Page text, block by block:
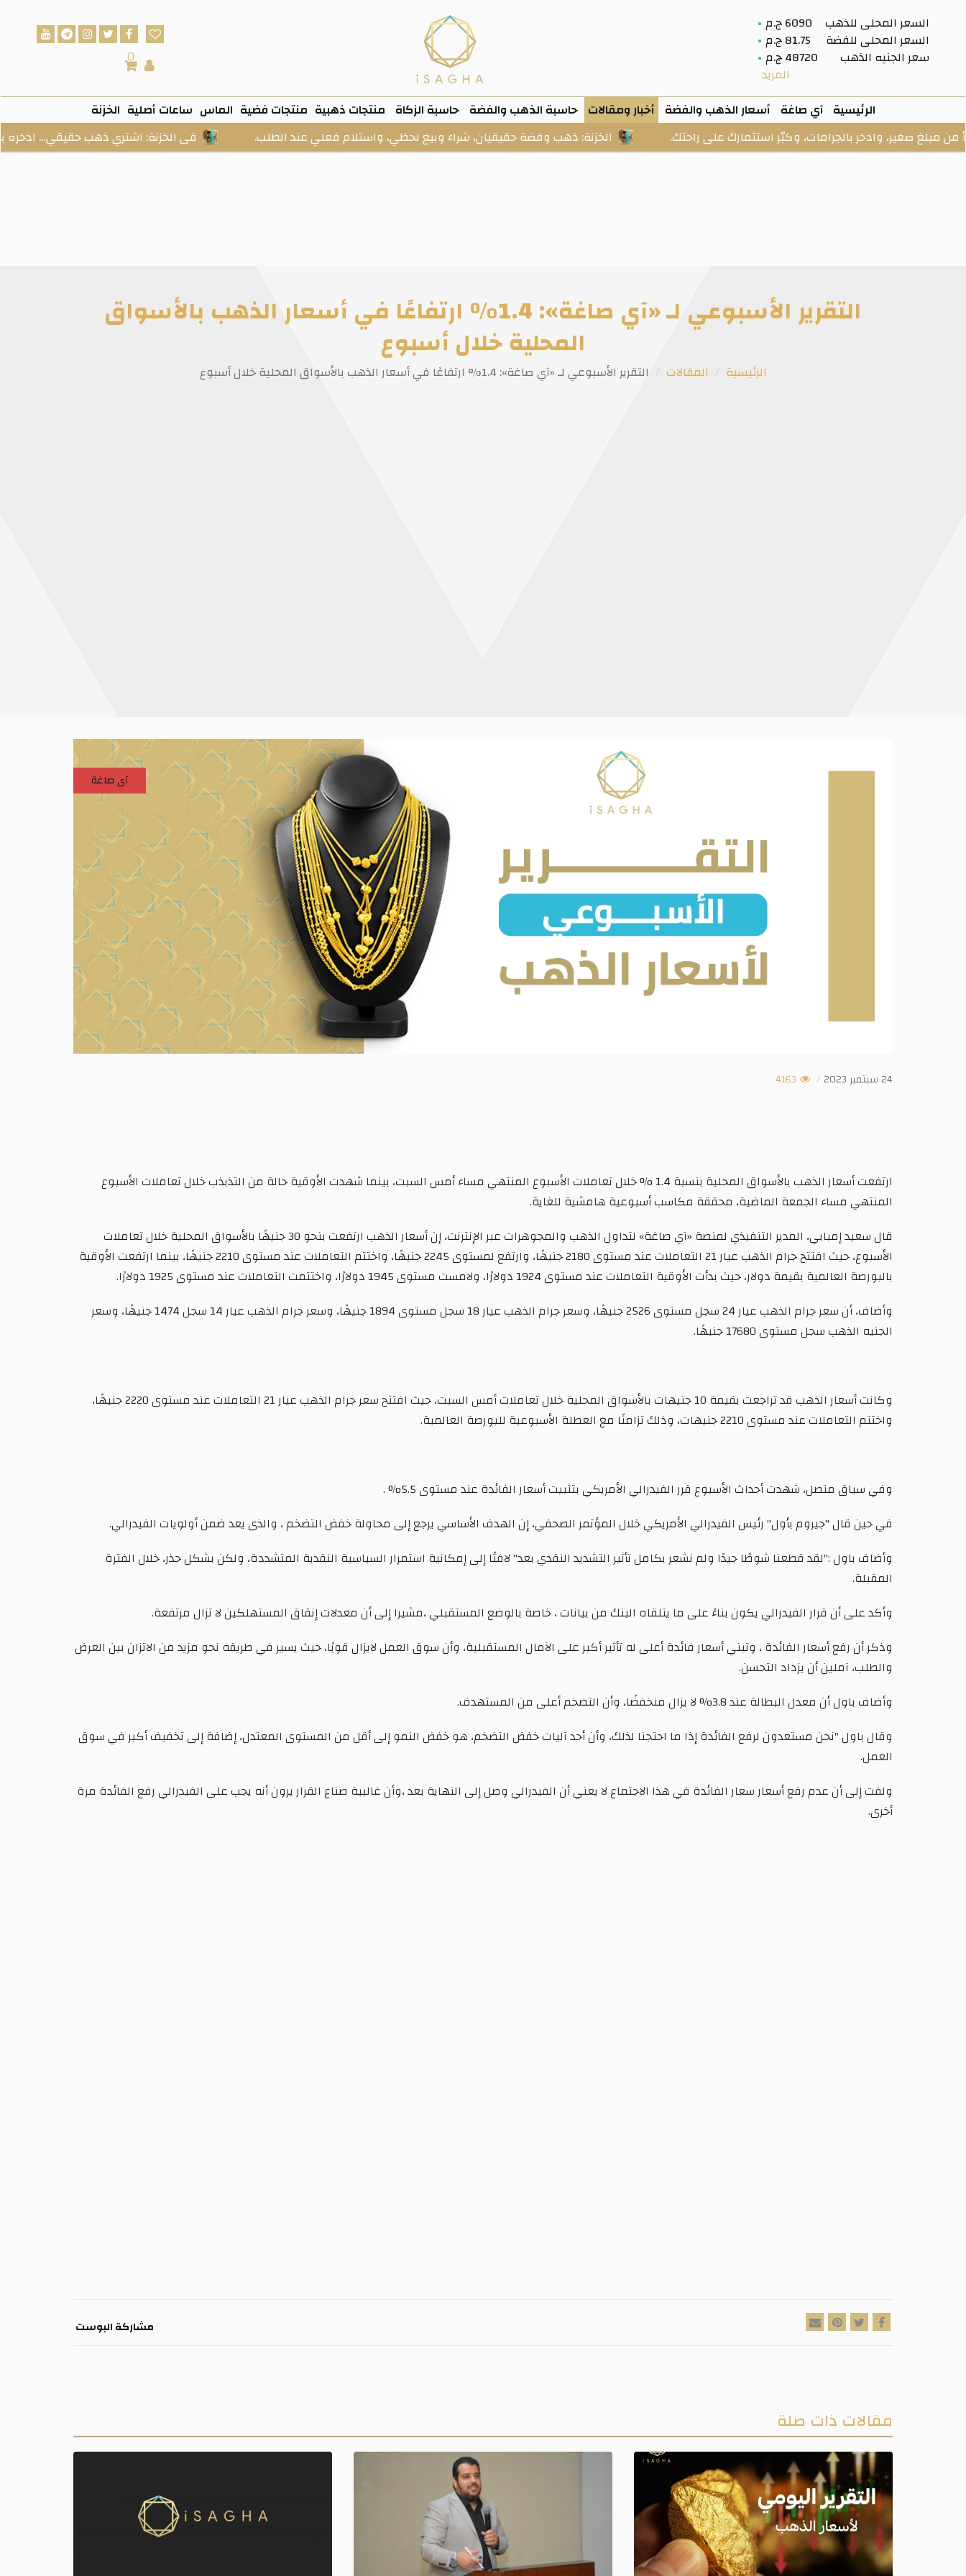
السعر المحلى للذهب
6090 ج.م
السعر المحلى للفضة
81.75 ج.م
سعر الجنيه الذهب
48720 ج.م
المزيد
0
الرئيسية آي صاغة أسعار الذهب والفضة أخبار ومقالات حاسبة الذهب والفضة حاسبة الزكاة منتجات ذهبية منتجات فضية الماس ساعات أصلية الخزنة
فى الخزنة: اشتري ذهب حقيقي… ادخره
الخزنة: ذهب وفضة حقيقيان، شراء وبيع لحظي، واستلام فعلي عند الطلب. وادخر بالجرامات، وكبّر استثمارك على راحتك.
التقرير الأسبوعي لـ «آي صاغة»: 1.4% ارتفاعًا في أسعار الذهب بالأسواق
المحلية خلال أسبوع
الرئيسية المقالات التقرير الأسبوعي لـ «آي صاغة»: 1.4% ارتفاعًا في أسعار الذهب بالأسواق المحلية خلال أسبوع
آى صاغة
24 سبتمبر 2023 /
4163
ارتفعت أسعار الذهب بالأسواق المحلية بنسبة 1.4 % خلال تعاملات الأسبوع المنتهي مساء أمس السبت، بينما شهدت الأوقية حالة من التذبذب خلال تعاملات الأسبوع
المنتهي مساء الجمعة الماضية، محققة مكاسب أسبوعية هامشية للغاية.
قال سعيد إمبابي، المدير التنفيذي لمنصة «آي صاغة» لتداول الذهب والمجوهرات عبر الإنترنت، إن أسعار الذهب ارتفعت بنحو 30 جنيهًا بالأسواق المحلية خلال تعاملات
الأسبوع، حيث افتتح جرام الذهب عيار 21 التعاملات عند مستوى 2180 جنيهًا، وارتفع لمستوى 2245 جنيهًا، واختتم التعاملات عند مستوى 2210 جنيهًا، بينما ارتفعت الأوقية
بالبورصة العالمية بقيمة دولار، حيث بدأت الأوقية التعاملات عند مستوى 1924 دولارًا، ولامست مستوى 1945 دولارًا، واختتمت التعاملات عند مستوى 1925 دولارًا.
وأضاف، أن سعر جرام الذهب عيار 24 سجل مستوى 2526 جنيهًا، وسعر جرام الذهب عيار 18 سجل مستوى 1894 جنيهًا، وسعر جرام الذهب عيار 14 سجل 1474 جنيهًا، وسعر
الجنيه الذهب سجل مستوى 17680 جنيهًا.
وكانت أسعار الذهب قد تراجعت بقيمة 10 جنيهات بالأسواق المحلية خلال تعاملات أمس السبت، حيث افتتح سعر جرام الذهب عيار 21 التعاملات عند مستوى 2220 جنيهًا،
واختتم التعاملات عند مستوى 2210 جنيهات، وذلك تزامنًا مع العطلة الأسبوعية للبورصة العالمية.
وفي سياق متصل، شهدت أحداث الأسبوع قرر الفيدرالي الأمريكي بتثبيت أسعار الفائدة عند مستوى 5.5% .
في حين قال "جيروم بأول" رئيس الفيدرالي الأمريكي خلال المؤتمر الصحفي، إن الهدف الأساسي يرجع إلى محاولة خفض التضخم ، والذى يعد ضمن أولويات الفيدرالي.
وأضاف باول :"لقد قطعنا شوطًا جيدًا ولم نشعر بكامل تأثير التشديد النقدي بعد" لافتًا إلى إمكانية استمرار السياسية النقدية المتشددة، ولكن بشكل حذر، خلال الفترة
المقبلة.
وأكد على أن قرار الفيدرالي يكون بناءً على ما يتلقاه البنك من بيانات ، خاصة بالوضع المستقبلي ،مشيرا إلى أن معدلات إنقاق المستهلكين لا تزال مرتفعة.
وذكر أن رفع أسعار الفائدة ، وتبني أسعار فائدة أعلى له تأثير أكبر على الآمال المستقبلية، وأن سوق العمل لايزال قويًا، حيث يسير في طريقه نحو مزيد من الاتزان بين العرض
والطلب، آملين أن يزداد التحسن.
وأضاف باول أن معدل البطالة عند 3.8% لا يزال منخفضًا، وأن التضخم أعلى من المستهدف.
وقال باول "نحن مستعدون لرفع الفائدة إذا ما احتجنا لذلك، وأن أحد آليات خفض التضخم، هو خفض النمو إلى أقل من المستوى المعتدل، إضافة إلى تخفيف أكبر في سوق
العمل.
ولفت إلى أن عدم رفع أسعار سعار الفائدة في هذا الاجتماع لا يعني أن الفيدرالي وصل إلى النهاية بعد ،وأن غالبية صناع القرار يرون أنه يجب على الفيدرالي رفع الفائدة مرة
أخرى.
مشاركة البوست
مقالات ذات صلة